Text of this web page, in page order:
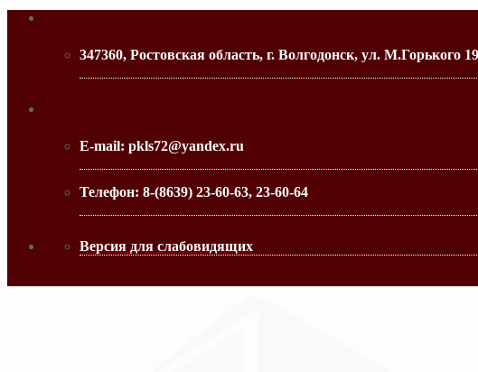
347360, Ростовская область, г. Волгодонск, ул. М.Горького
E-mail: pkls72@yandex.ru
Телефон: 8-(8639) 23-60-63, 23-60-64
Версия для слабовидящих